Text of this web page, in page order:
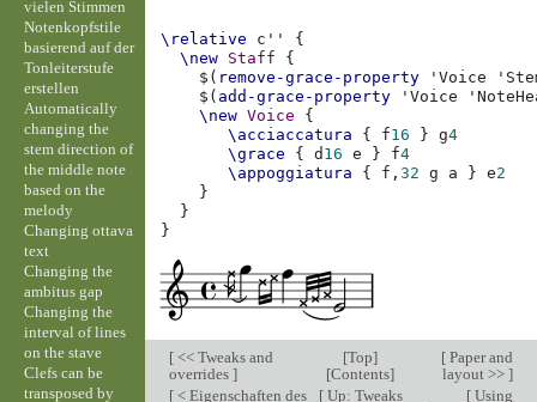
\relative c''
{
\new Staff
{
$( remove-grace-property 'Voice
$( add-grace-property 'Voice
\new Voice
{
\acciaccatura
{ f16 } g4
\grace
{ d 16 e } f4
\appoggiatura
{ f,32 g a } e2
}
}
}
[<< Tweaks and
overrides ]
[Top]
[Contents]
[Paper and
layout >> ]
[< Eigenschaften des
[Up: Tweaks
[Using
vielen Stimmen
Notenkopfstile
basierend auf der
Tonleiterstufe
erstellen
Automatically
changing the
stem direction of
the middle note
based on the
melody
Changing ottava
text
Changing the
ambitus gap
Changing the
interval of lines
on the stave
Clefs can be
transposed by